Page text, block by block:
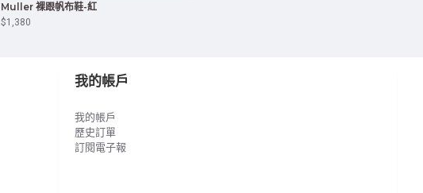
Muller 裸跟帆布鞋-紅
$1,380
我的帳戶
我的帳戶
歷史訂單
訂閱電子報